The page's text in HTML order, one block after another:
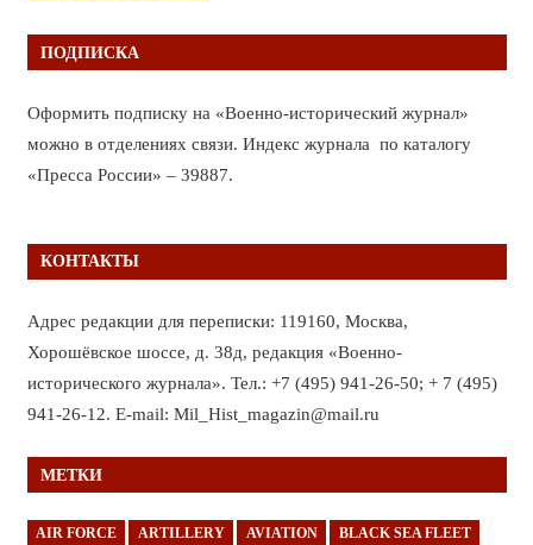
ПОДПИСКА
Оформить подписку на «Военно-исторический журнал»
можно в отделениях связи. Индекс журнала по каталогу
«Пресса России» – 39887.
КОНТАКТЫ
Адрес редакции для переписки: 119160, Москва,
Хорошёвское шоссе, д. 38д, редакция «Военно-
исторического журнала». Тел.: +7 (495) 941-26-50; + 7 (495)
941-26-12. E-mail: Mil_Hist_magazin@mail.ru
МЕТКИ
AIR FORCE ARTILLERY AVIATION BLACK SEA FLEET